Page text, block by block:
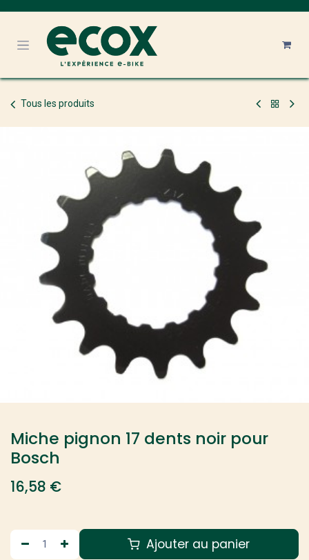
Tous les produits
Miche pignon 17 dents noir pour
Bosch
16,58 €
Ajouter au panier